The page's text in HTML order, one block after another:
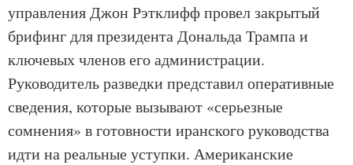
управления Джон Рэтклифф провел закрытый
брифинг для президента Дональда Трампа и
ключевых членов его администрации.
Руководитель разведки представил оперативные
сведения, которые вызывают «серьезные
сомнения» в готовности иранского руководства
идти на реальные уступки. Американские